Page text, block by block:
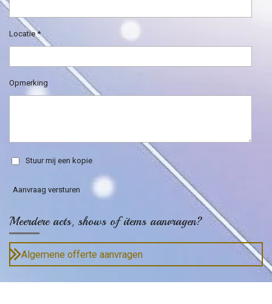
Locatie *
Opmerking
Stuur mij een kopie
Aanvraag versturen
Meerdere acts, shows of items aanvragen?
Algemene offerte aanvragen